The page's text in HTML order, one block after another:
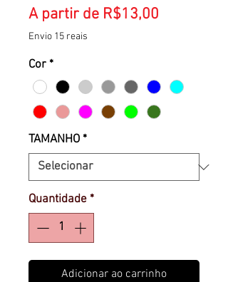
A partir de R$13,00
Envio 15 reais
Cor *
TAMANHO *
Quantidade *
Adicionar ao carrinho